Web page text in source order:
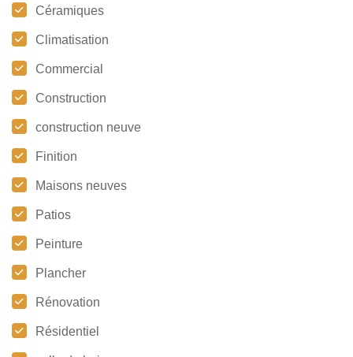
Céramiques
Climatisation
Commercial
Construction
construction neuve
Finition
Maisons neuves
Patios
Peinture
Plancher
Rénovation
Résidentiel